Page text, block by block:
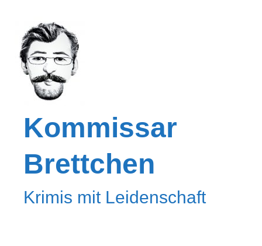
Kommissar
Brettchen
Krimis mit Leidenschaft